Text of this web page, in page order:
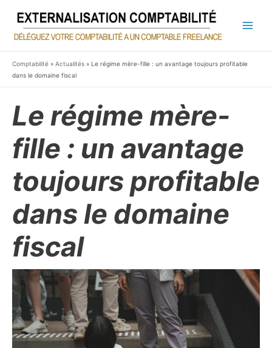
contenu
Comptabilité » Actualités » Le régime mère-fille : un avantage toujours profitable
dans le domaine fiscal
Le régime mère-
fille : un avantage
toujours profitable
dans le domaine
fiscal